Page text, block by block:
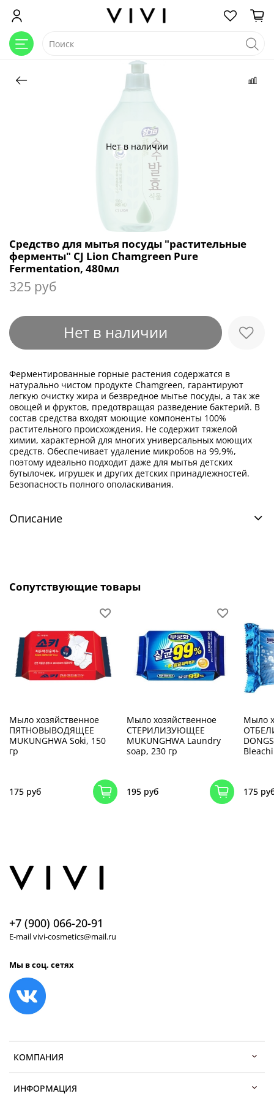
Нет в наличии
Средство для мытья посуды "растительные
ферменты" CJ Lion Chamgreen Pure
Fermentation, 480мл
325 руб
Нет в наличии
Ферментированные горные растения содержатся в
натурально чистом продукте Chamgreen, гарантируют
легкую очистку жира и безвредное мытье посуды, а так же
овощей и фруктов, предотвращая разведение бактерий. В
состав средства входят моющие компоненты 100%
растительного происхождения. Не содержит тяжелой
химии, характерной для многих универсальных моющих
средств. Обеспечивает удаление микробов на 99,9%,
поэтому идеально подходит даже для мытья детских
бутылочек, игрушек и других детских принадлежностей.
Безопасность полного ополаскивания.
Описание
Сопутствующие товары
Мыло хозяйственное
ПЯТНОВЫВОДЯЩЕЕ
MUKUNGHWA Soki, 150
гр
175 руб
Мыло хозяйственное
СТЕРИЛИЗУЮЩЕЕ
MUKUNGHWA Laundry
soap, 230 гр
195 руб
Мыло
175
КОМПАНИЯ
ИНФОРМАЦИЯ
+7 (900) 066-20-91
E-mail vivi-cosmetics@mail.ru
Мы в соц. сетях